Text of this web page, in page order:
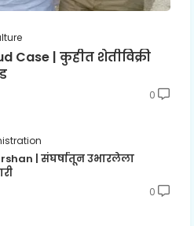
Case | कुहीत शेतीविक्री
0
| संघर्षातून उभारलेला
0